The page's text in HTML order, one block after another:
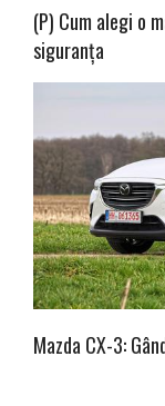
(P) Cum alegi o
siguranța
Mazda CX-3: